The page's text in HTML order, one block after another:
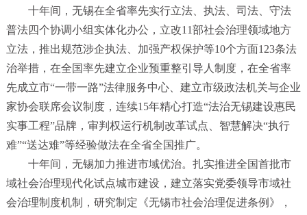
十年间，无锡在全省率先实行立法、执法、司法、守法
普法四个协调小组实体化办公，立改11部社会治理领域地方
立法，推出规范涉企执法、加强产权保护等10个方面123条法
治举措，在全国率先建立企业预重整引导人制度，在全省率
先成立市“一带一路”法律服务中心、建立市级政法机关与企业
家协会联席会议制度，连续15年精心打造“法治无锡建设惠民
实事工程”品牌，审判权运行机制改革试点、智慧解决“执行
难”“送达难”等经验做法在全省全国推广。
十年间，无锡加力推进市域优治。扎实推进全国首批市
域社会治理现代化试点城市建设，建立落实党委领导市域社
会治理制度机制，研究制定《无锡市社会治理促进条例》，